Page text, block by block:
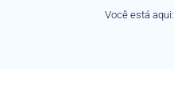
Você está aqui: